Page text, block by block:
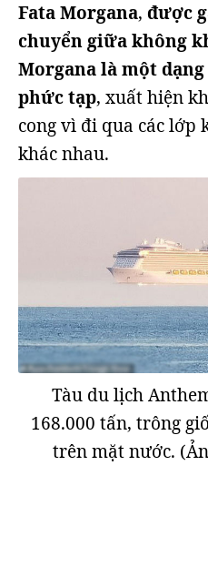
Fata Morgana, được
chuyển giữa không
Morgana là một
phức tạp, xuất hiện
cong vì đi qua các lớp
khác nhau.
Tàu du lịch
168.000 tấn, trông
trên mặt nước.